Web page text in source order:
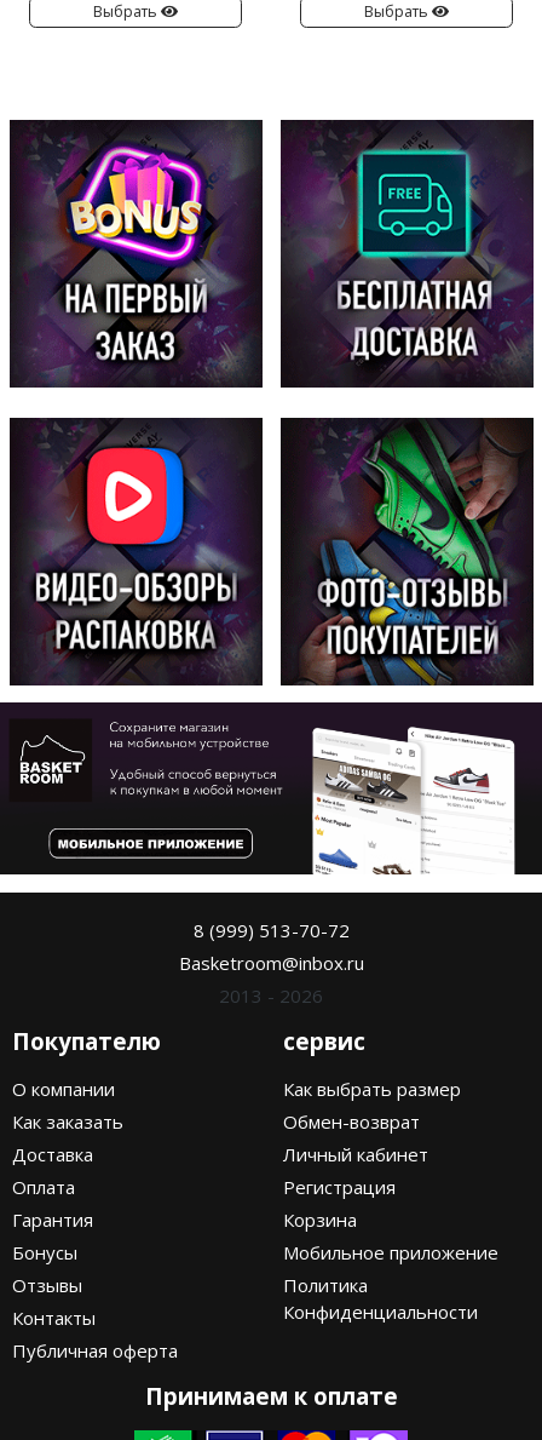
Выбрать Выбрать
8 (999) 513-70-72
Basketroom@inbox.ru
2013 - 2026
Покупателю
О компании
Как заказать
Доставка
Оплата
Гарантия
Бонусы
Отзывы
Контакты
Публичная оферта
сервис
Как выбрать размер
Обмен-возврат
Личный кабинет
Регистрация
Корзина
Мобильное приложение
Политика
Конфиденциальности
Принимаем к оплате